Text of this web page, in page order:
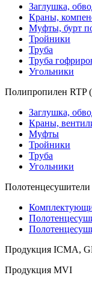
Заглушка,
Краны,
Муфты, бурт
Тройники
Труба
Труба
Угольники
Полипропилен RTP
Заглушка,
Краны,
Муфты
Тройники
Труба
Угольники
Продукция ICMA,
Продукция MVI